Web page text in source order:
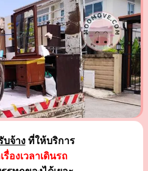
จ้างที่ให้บริการ
องเวลาเดินรถ